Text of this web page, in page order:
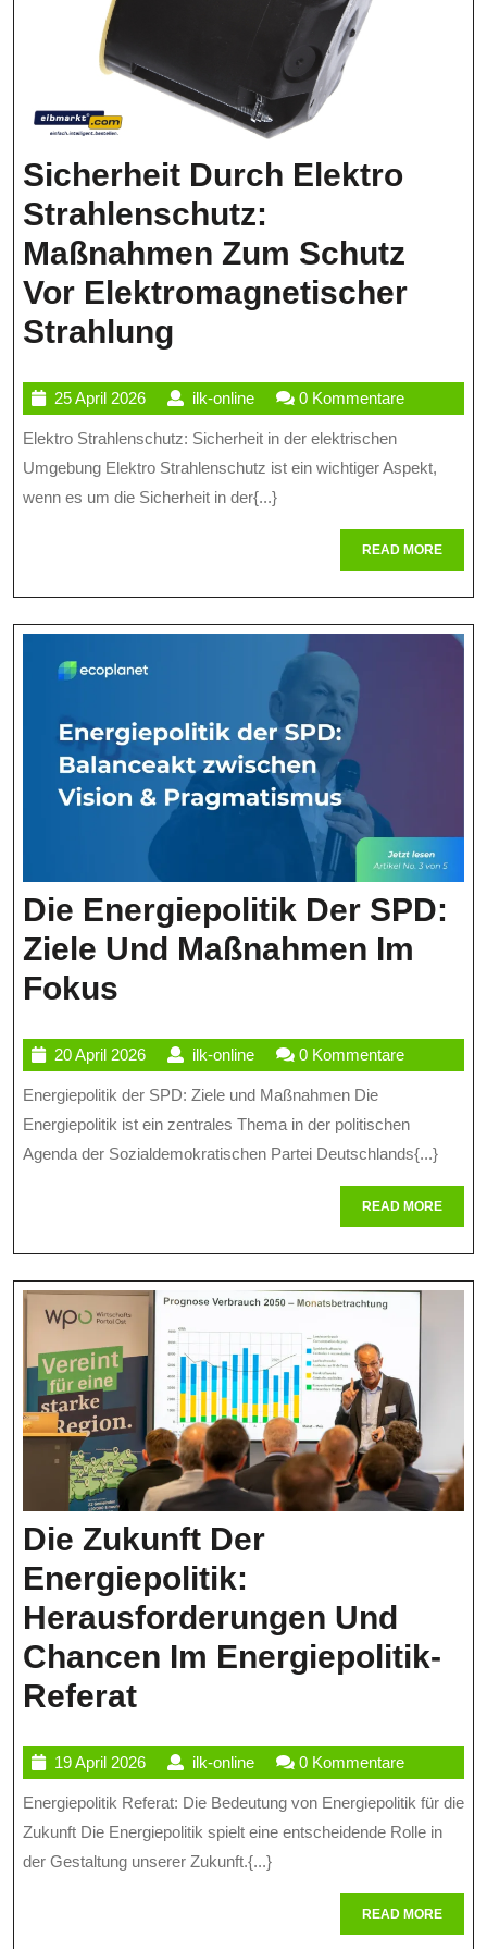
Sicherheit Durch Elektro
Strahlenschutz:
Maßnahmen Zum Schutz
Vor Elektromagnetischer
Strahlung
Elektro
Strahlenschutz:
Maßnahmen
Vor
Strahlung
25 April 202625
April
2026
ilk-onlineilk-
online
0 Kommentare
Elektro Strahlenschutz: Sicherheit in der elektrischen
Umgebung Elektro Strahlenschutz ist ein wichtiger Aspekt,
wenn es um die Sicherheit in der{...}
READ MOREREAD
MORE
Die Energiepolitik Der SPD:
Ziele Und Maßnahmen Im
Fokus
Der
SPD:
Ziele
Im
Fokus
20 April 202620
April
2026
ilk-onlineilk-
online
0 Kommentare
Energiepolitik der SPD: Ziele und Maßnahmen Die
Energiepolitik ist ein zentrales Thema in der politischen
Agenda der Sozialdemokratischen Partei Deutschlands{...}
READ MOREREAD
MORE
Die Zukunft Der
Energiepolitik:
Herausforderungen Und
Chancen Im Energiepolitik-
ReferatDie
Der
Energiepolitik:
Herausforderungen
19 April 202619
April
2026
ilk-onlineilk-
online
0 Kommentare
Energiepolitik Referat: Die Bedeutung von Energiepolitik für die
Zukunft Die Energiepolitik spielt eine entscheidende Rolle in
der Gestaltung unserer Zukunft.{...}
READ MOREREAD
MORE